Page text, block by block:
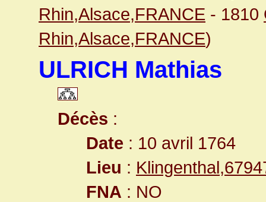
Rhin,Alsace,FRANCE - 1810
Rhin,Alsace,FRANCE)
ULRICH Mathias
Décès :
Date : 10 avril 1764
Lieu :
FNA : NO